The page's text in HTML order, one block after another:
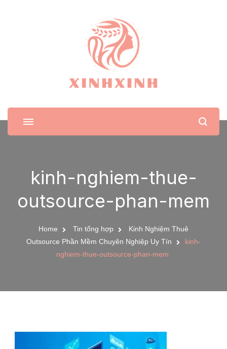
XinhXinh
Trang tin tức cho phái đẹp
kinh-nghiem-thue-
outsource-phan-mem
Home Tin tổng hợp
Kinh Nghiệm Thuê
Outsource Phần Mềm Chuyên Nghiệp Uy Tín
kinh-
nghiem-thue-outsource-phan-mem